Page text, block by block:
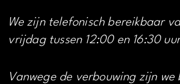
We zijn telefonisch bereikbaar
vrijdag tussen 12:00 en 16:30
Vanwege de verbouwing zijn we